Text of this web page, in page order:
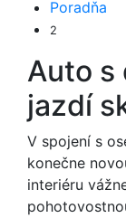
Poradňa
2
Auto s
jazdí
V spojení s
konečne
interiéru